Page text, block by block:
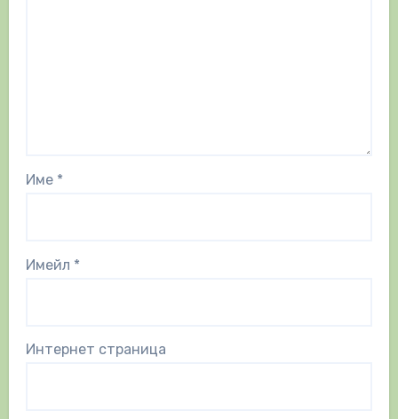
Име *
Имейл *
Интернет страница